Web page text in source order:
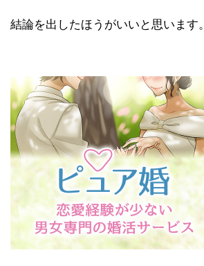
結論を出したほうがいいと思います。